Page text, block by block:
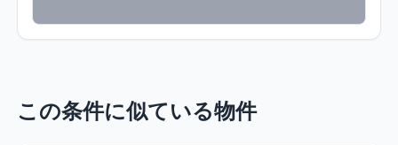
この条件に似ている物件